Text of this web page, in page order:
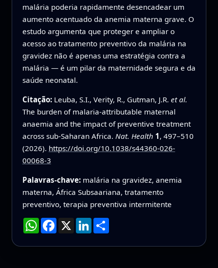
malária poderia rapidamente desencadear um
aumento acentuado da anemia materna grave. O
estudo argumenta que proteger e ampliar o
acesso ao tratamento preventivo da malária na
gravidez não é apenas uma estratégia contra a
malária — é um pilar da maternidade segura e da
saúde neonatal.
Citação: Leuba, S.I., Verity, R., Gutman, J.R. et al.
The burden of malaria-attributable maternal
anaemia and the impact of preventive treatment
across sub-Saharan Africa. Nat. Health 1, 497–510
(2026). https://doi.org/10.1038/s44360-026-
00068-3
Palavras-chave: malária na gravidez, anemia
materna, África Subsaariana, tratamento
preventivo, terapia preventiva intermitente
WhatsApp
Facebook
X LinkedInCompartilhar